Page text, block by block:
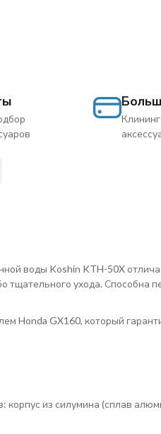
воды Koshin KTH-50X
тщательного ухода. Способна
Honda GX160, который
корпус из силумина (сплав